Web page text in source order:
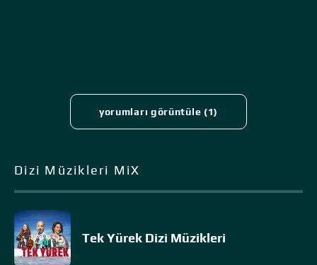
yorumları görüntüle (1)
Dizi Müzikleri MiX
Tek Yürek Dizi Müzikleri